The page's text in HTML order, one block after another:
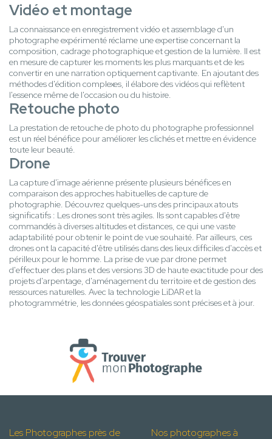
Vidéo et montage
La connaissance en enregistrement vidéo et assemblage d'un
photographe expérimenté réclame une expertise concernant la
composition, cadrage photographique et gestion de la lumière. Il est
en mesure de capturer les moments les plus marquants et de les
convertir en une narration optiquement captivante. En ajoutant des
méthodes d'édition complexes, il élabore des vidéos qui reflètent
l'essence même de l'occasion ou du histoire.
Retouche photo
La prestation de retouche de photo du photographe professionnel
est un réel bénéfice pour améliorer les clichés et mettre en évidence
toute leur beauté.
Drone
La capture d'image aérienne présente plusieurs bénéfices en
comparaison des approches habituelles de capture de
photographie. Découvrez quelques-uns des principaux atouts
significatifs : Les drones sont très agiles. Ils sont capables d'être
commandés à diverses altitudes et distances, ce qui une vaste
adaptabilité pour obtenir le point de vue souhaité. Par ailleurs, ces
drones ont la capacité d'être utilisés dans des lieux difficiles d'accès et
périlleux pour le homme. La prise de vue par drone permet
d'effectuer des plans et des versions 3D de haute exactitude pour des
projets d'arpentage, d'aménagement du territoire et de gestion des
ressources naturelles. Avec la technologie LiDAR et la
photogrammétrie, les données géospatiales sont précises et à jour.
Les Photographes près de Nos photographes à